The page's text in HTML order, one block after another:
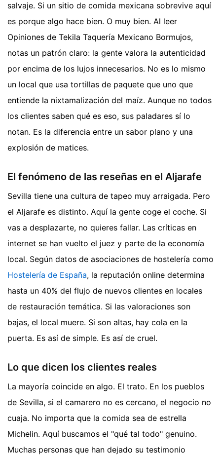
salvaje. Si un sitio de comida mexicana sobrevive aquí
es porque algo hace bien. O muy bien. Al leer
Opiniones de Tekila Taquería Mexicano Bormujos,
notas un patrón claro: la gente valora la autenticidad
por encima de los lujos innecesarios. No es lo mismo
un local que usa tortillas de paquete que uno que
entiende la nixtamalización del maíz. Aunque no todos
los clientes saben qué es eso, sus paladares sí lo
notan. Es la diferencia entre un sabor plano y una
explosión de matices.
El fenómeno de las reseñas en el Aljarafe
Sevilla tiene una cultura de tapeo muy arraigada. Pero
el Aljarafe es distinto. Aquí la gente coge el coche. Si
vas a desplazarte, no quieres fallar. Las críticas en
internet se han vuelto el juez y parte de la economía
local. Según datos de asociaciones de hostelería como
Hostelería de España, la reputación online determina
hasta un 40% del flujo de nuevos clientes en locales
de restauración temática. Si las valoraciones son
bajas, el local muere. Si son altas, hay cola en la
puerta. Es así de simple. Es así de cruel.
Lo que dicen los clientes reales
La mayoría coincide en algo. El trato. En los pueblos
de Sevilla, si el camarero no es cercano, el negocio no
cuaja. No importa que la comida sea de estrella
Michelin. Aquí buscamos el "qué tal todo" genuino.
Muchas personas que han dejado su testimonio